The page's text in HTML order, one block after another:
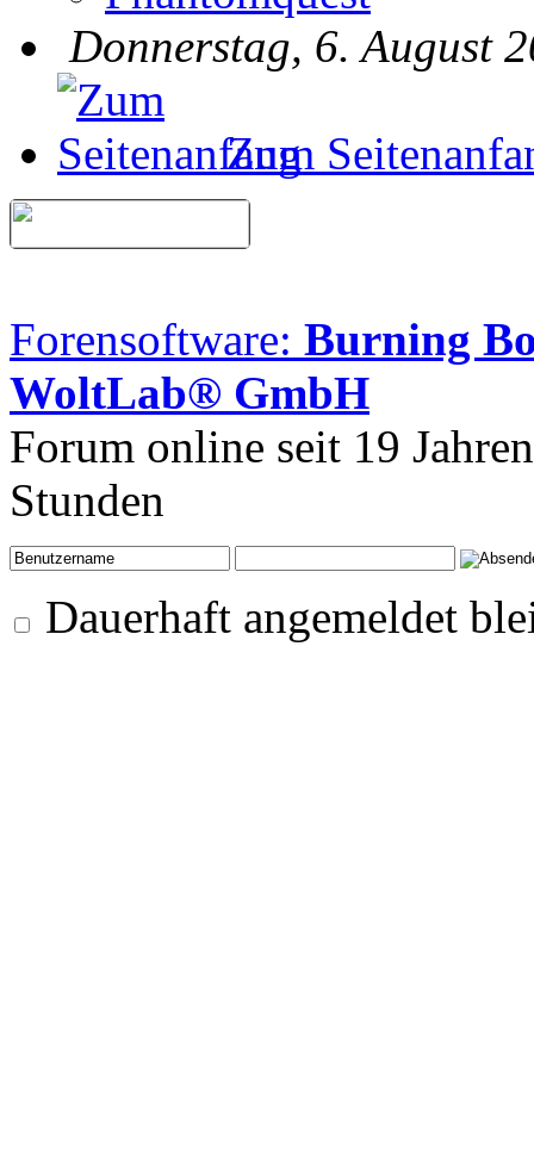
Donnerstag, 6. August
Zum
Forensoftware: Burning
WoltLab® GmbH
Forum online seit 19
Stunden
Dauerhaft angemeldet